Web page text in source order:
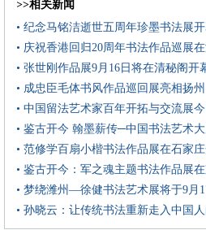
>>相关新闻
• 纪念马铭洁逝世五周年珍墨书法展
• 庆祝香港回归20周年书法作品巡展
• 张世刚作品展9月16日将在清秘阁开
• 成忠臣毛体书风作品巡回展亮相扬州
• 中国留法艺术家百年开拓与交流展
• 鉴古开今 翰墨薪传─中国书法艺术
• 范修学百扇小楷书法作品展在石家
• 鉴古开今：军之魂主题书法作品展
• 梦绕潍州—徐健书法艺术展将于9月
• 孙晓云：让传统书法重新走入中国